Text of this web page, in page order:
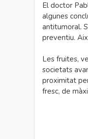
El doctor
algunes
antitumoral.
preventiu.
Les fruites,
societats
proximitat
fresc, de